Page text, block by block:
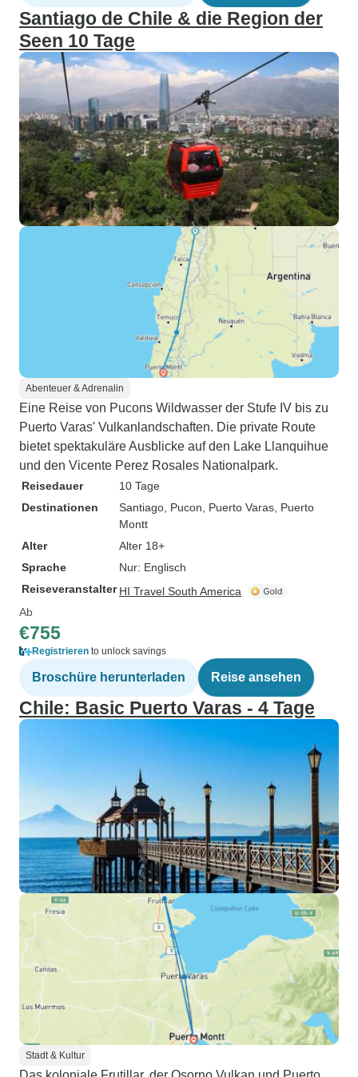
Santiago de Chile & die Region der
Seen 10 Tage
Abenteuer & Adrenalin
Eine Reise von Pucons Wildwasser der Stufe IV bis zu
Puerto Varas' Vulkanlandschaften. Die private Route
bietet spektakuläre Ausblicke auf den Lake Llanquihue
und den Vicente Perez Rosales Nationalpark.
Reisedauer
10 Tage
Destinationen
Santiago , Pucon , Puerto Varas , Puerto
Montt
Alter
Alter 18+
Sprache
Nur: Englisch
Reiseveranstalter HI Travel South America
Ab
€755
Registrieren to unlock savings
Broschüre herunterladen Reise ansehen
Chile: Basic Puerto Varas - 4 Tage
Stadt & Kultur